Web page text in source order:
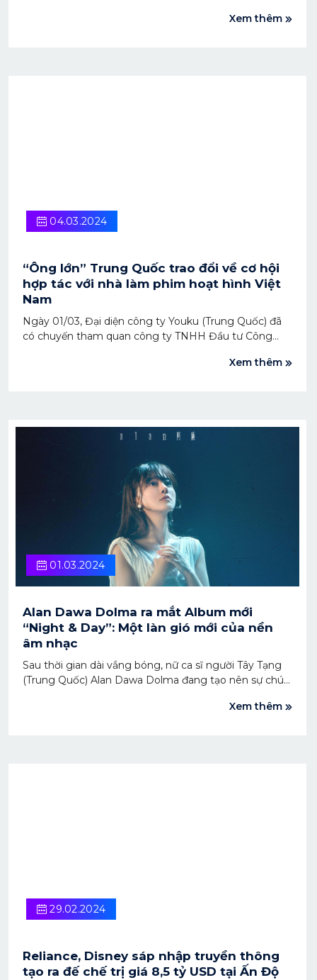
thay thế Scott Stuber và bắt đầu đảm nhận vai trò này
Xem thêm
04.03.2024
“Ông lớn” Trung Quốc trao đổi về cơ hội
hợp tác với nhà làm phim hoạt hình Việt
Nam
Ngày 01/03, Đại diện công ty Youku (Trung Quốc) đã
có chuyến tham quan công ty TNHH Đầu tư Công
trao đổi về cơ hội phát triển các sản phẩm dành cho
Xem thêm
01.03.2024
Alan Dawa Dolma ra mắt Album mới
“Night & Day”: Một làn gió mới của nền
âm nhạc
Sau thời gian dài vắng bóng, nữ ca sĩ người Tây Tạng
(Trung Quốc) Alan Dawa Dolma đang tạo nên sự chú
vào ngày 28/2/2024 trên các nền tảng nhạc số.Xem thêm
29.02.2024
Reliance, Disney sáp nhập truyền thông
tạo ra đế chế trị giá 8,5 tỷ USD tại Ấn Độ